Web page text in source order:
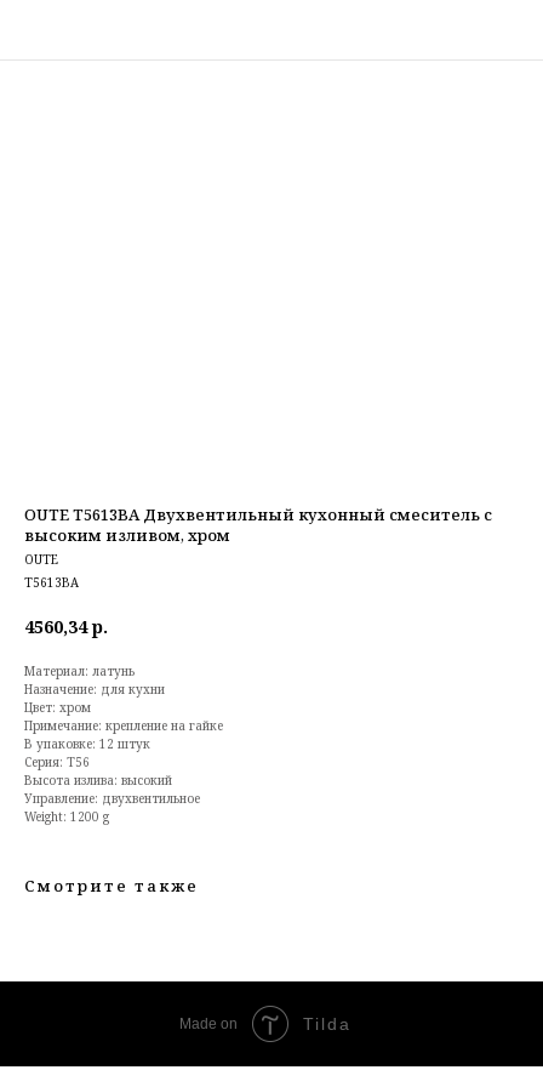
OUTE T5613BA Двухвентильный кухонный смеситель с
высоким изливом, хром
OUTE
T5613BA
4560,34 р.
Материал: латунь
Назначение: для кухни
Цвет: хром
Примечание: крепление на гайке
В упаковке: 12 штук
Серия: T56
Высота излива: высокий
Управление: двухвентильное
Weight: 1200 g
Смотрите также
Made on Tilda